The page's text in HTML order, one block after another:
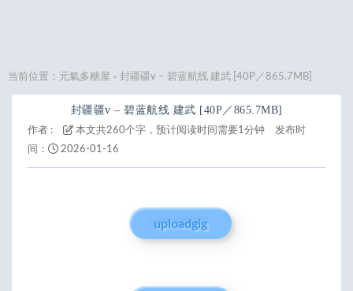
当前位置： 元氣多糖屋 > 封疆疆v – 碧蓝航线 建武 [40P／865.7MB]
封疆疆v – 碧蓝航线 建武 [40P／865.7MB]
作者 : 本文共260个字，预计阅读时间需要1分钟
发布时
间：
2026-01-16
uploadgig